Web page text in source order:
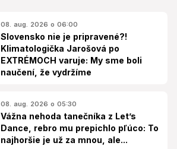
08. aug. 2026 o 06:00
Slovensko nie je pripravené?!
Klimatologička Jarošová po
EXTRÉMOCH varuje: My sme boli
naučení, že vydržíme
08. aug. 2026 o 05:30
Vážna nehoda tanečníka z Let’s
Dance, rebro mu prepichlo pľúco: To
najhoršie je už za mnou, ale...